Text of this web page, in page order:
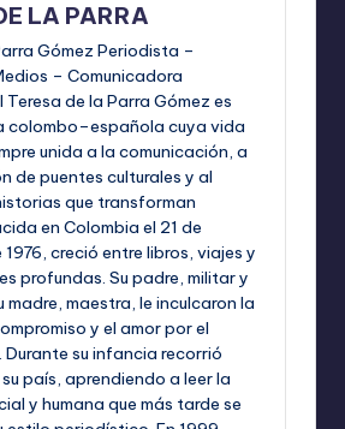
LA PARRA
Gómez Periodista –
– Comunicadora
de la Parra Gómez es
colombo–española cuya vida
unida a la comunicación, a
de puentes culturales y al
que transforman
en Colombia el 21 de
creció entre libros, viajes y
profundas. Su padre, militar y
maestra, le inculcaron la
y el amor por el
su infancia recorrió
país, aprendiendo a leer la
y humana que más tarde se